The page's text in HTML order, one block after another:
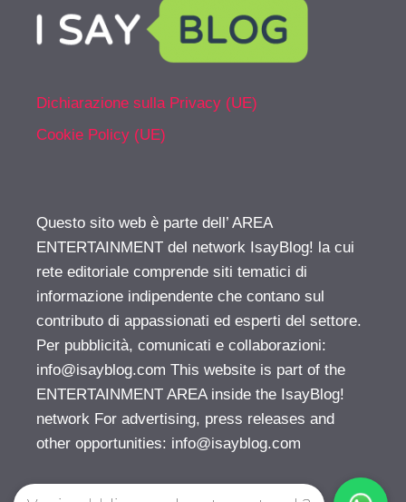
Dichiarazione sulla Privacy (UE)
Cookie Policy (UE)
Questo sito web è parte dell’ AREA
ENTERTAINMENT del network IsayBlog! la cui
rete editoriale comprende siti tematici di
informazione indipendente che contano sul
contributo di appassionati ed esperti del settore.
Per pubblicità, comunicati e collaborazioni:
info@isayblog.com This website is part of the
ENTERTAINMENT AREA inside the IsayBlog!
network For advertising, press releases and
other opportunities: info@isayblog.com